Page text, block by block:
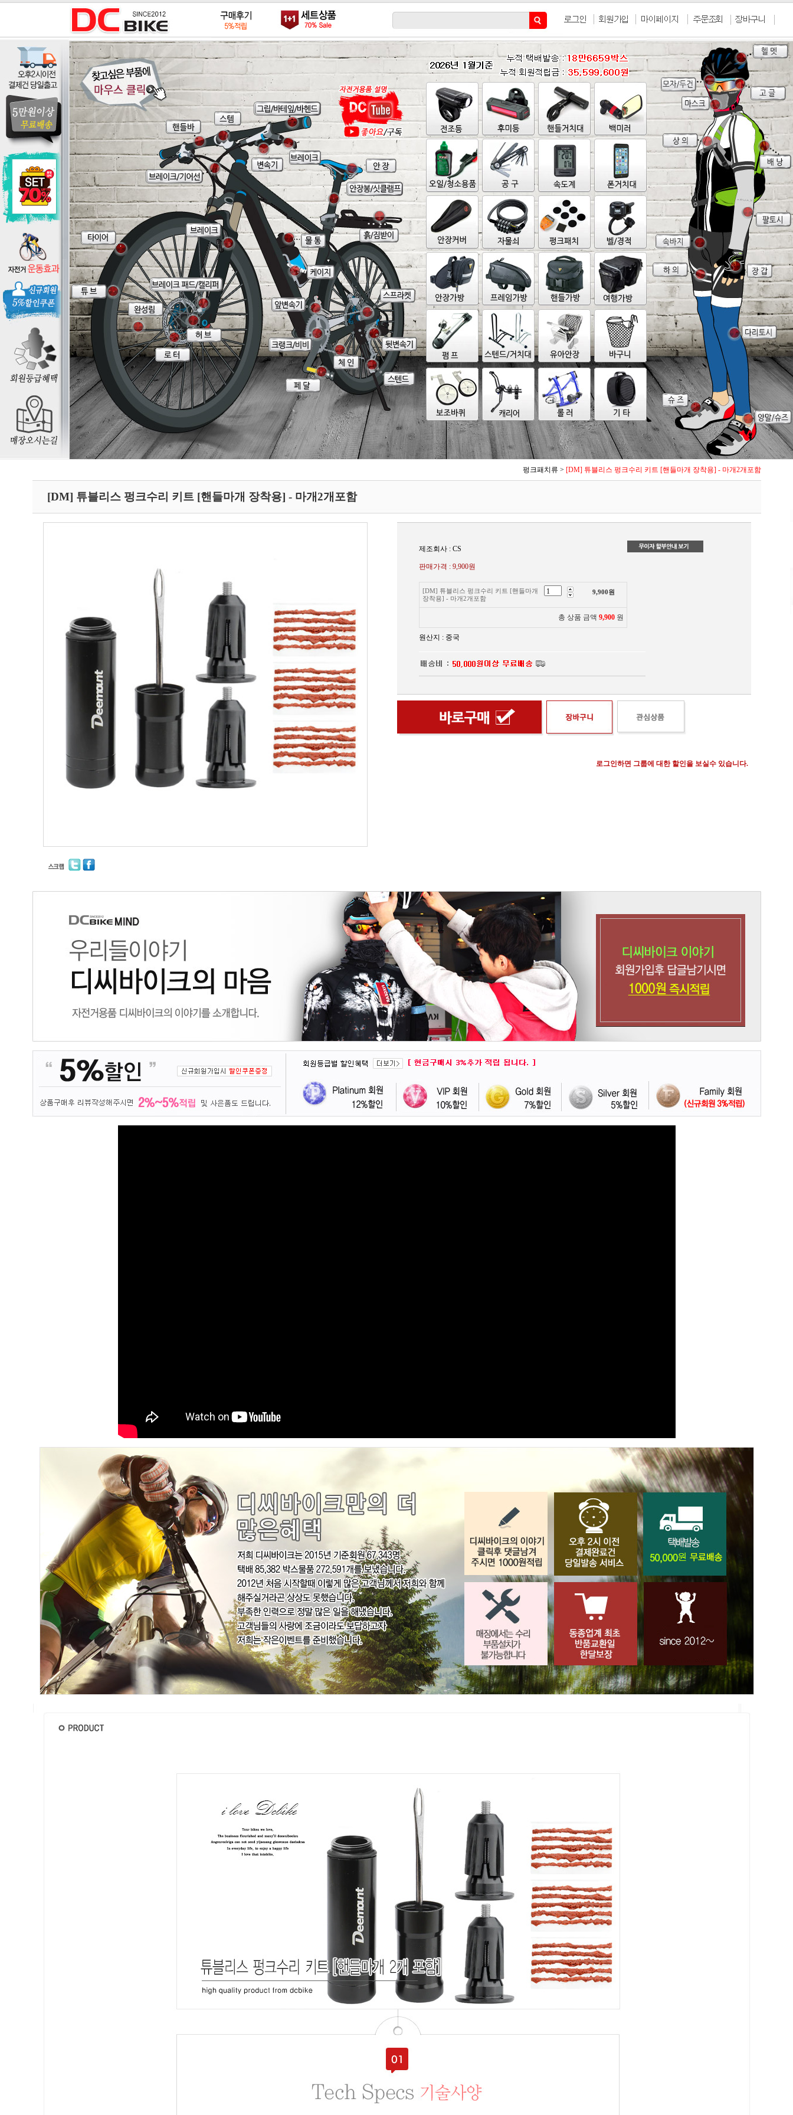
펑크패치류 > [DM] 튜블리스 펑크수리 키트 [핸들마개 장착용] - 마개2개포함
[DM] 튜블리스 펑크수리 키트 [핸들마개 장착용] - 마개2개포함
제조회사 : CS
판매가격 : 9,900원
[DM] 튜블리스 펑크수리 키트 [핸들마개
장착용] - 마개2개포함
9,900원
총 상품 금액 9,900 원
원산지 : 중국
로그인하면 그룹에 대한 할인을 보실수 있습니다.